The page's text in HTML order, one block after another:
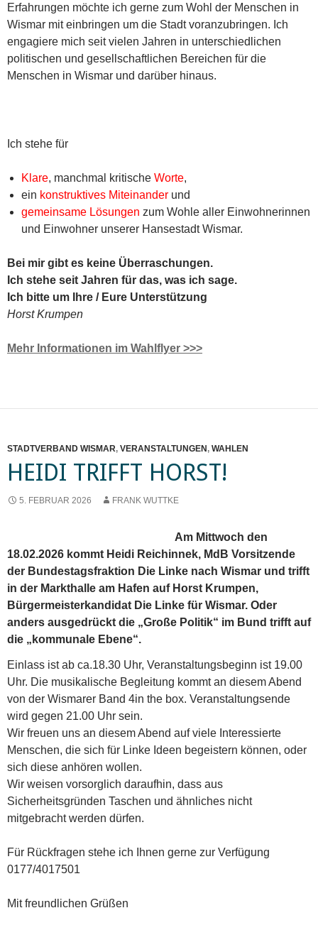
Erfahrungen möchte ich gerne zum Wohl der Menschen in
Wismar mit einbringen um die Stadt voranzubringen. Ich
engagiere mich seit vielen Jahren in unterschiedlichen
politischen und gesellschaftlichen Bereichen für die
Menschen in Wismar und darüber hinaus.
Ich stehe für
Klare, manchmal kritische Worte,
ein konstruktives Miteinander und
gemeinsame Lösungen zum Wohle aller Einwohnerinnen
und Einwohner unserer Hansestadt Wismar.
Bei mir gibt es keine Überraschungen.
Ich stehe seit Jahren für das, was ich sage.
Ich bitte um Ihre / Eure Unterstützung
Horst Krumpen
Mehr Informationen im Wahlflyer >>>
STADTVERBAND WISMAR, VERANSTALTUNGEN, WAHLEN
HEIDI TRIFFT HORST!
5. FEBRUAR 2026 FRANK WUTTKE
Am Mittwoch den
18.02.2026 kommt Heidi Reichinnek, MdB Vorsitzende
der Bundestagsfraktion Die Linke nach Wismar und trifft
in der Markthalle am Hafen auf Horst Krumpen,
Bürgermeisterkandidat Die Linke für Wismar. Oder
anders ausgedrückt die „Große Politik“ im Bund trifft auf
die „kommunale Ebene“.
Einlass ist ab ca.18.30 Uhr, Veranstaltungsbeginn ist 19.00
Uhr. Die musikalische Begleitung kommt an diesem Abend
von der Wismarer Band 4in the box. Veranstaltungsende
wird gegen 21.00 Uhr sein.
Wir freuen uns an diesem Abend auf viele Interessierte
Menschen, die sich für Linke Ideen begeistern können, oder
sich diese anhören wollen.
Wir weisen vorsorglich daraufhin, dass aus
Sicherheitsgründen Taschen und ähnliches nicht
mitgebracht werden dürfen.
Für Rückfragen stehe ich Ihnen gerne zur Verfügung
0177/4017501
Mit freundlichen Grüßen